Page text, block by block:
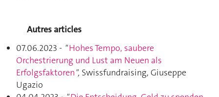
Autres articles
07.06.2023 - "Hohes Tempo, saubere
Orchestrierung und Lust am Neuen als
Erfolgsfaktoren", Swissfundraising, Giuseppe
Ugazio